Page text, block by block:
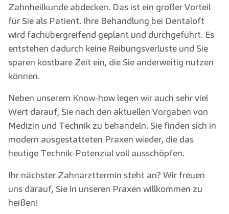
Zahnheilkunde abdecken. Das ist ein großer Vorteil
für Sie als Patient. Ihre Behandlung bei Dentaloft
wird fachübergreifend geplant und durchgeführt. Es
entstehen dadurch keine Reibungsverluste und Sie
sparen kostbare Zeit ein, die Sie anderweitig nutzen
können.
Neben unserem Know-how legen wir auch sehr viel
Wert darauf, Sie nach den aktuellen Vorgaben von
Medizin und Technik zu behandeln. Sie finden sich in
modern ausgestatteten Praxen wieder, die das
heutige Technik-Potenzial voll ausschöpfen.
Ihr nächster Zahnarzttermin steht an? Wir freuen
uns darauf, Sie in unseren Praxen willkommen zu
heißen!